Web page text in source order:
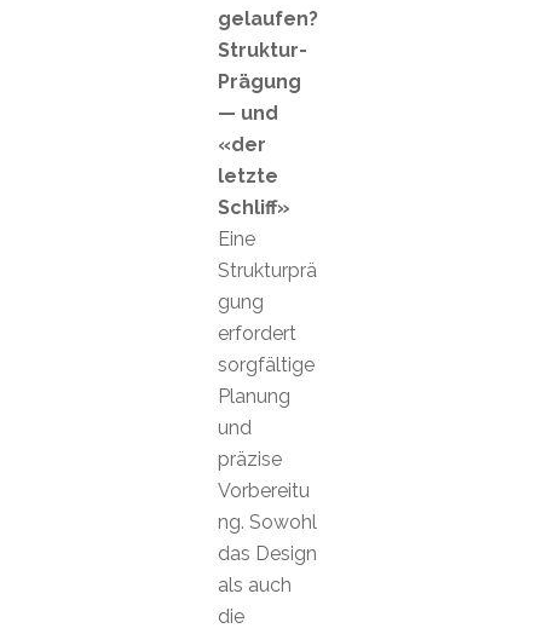
gelaufen?
Struktur-
Prägung
— und
«der
letzte
Schliff»
Eine
Strukturprä
gung
erfordert
sorgfältige
Planung
und
präzise
Vorbereitu
ng. Sowohl
das Design
als auch
die